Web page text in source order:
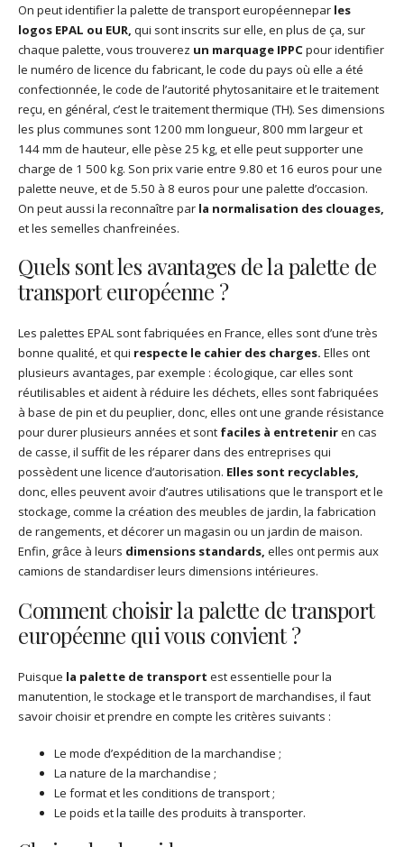
On peut identifier la palette de transport européennepar les
logos EPAL ou EUR, qui sont inscrits sur elle, en plus de ça, sur
chaque palette, vous trouverez un marquage IPPCpour identifier
le numéro de licence du fabricant, le code du pays où elle a été
confectionnée, le code de l’autorité phytosanitaire et le traitement
reçu, en général, c’est le traitement thermique (TH). Ses dimensions
les plus communes sont 1200 mm longueur, 800 mm largeur et
144 mm de hauteur, elle pèse 25 kg, et elle peut supporter une
charge de 1 500 kg. Son prix varie entre 9.80 et 16 euros pour une
palette neuve, et de 5.50 à 8 euros pour une palette d’occasion.
On peut aussi la reconnaître par la normalisation des clouages,
et les semelles chanfreinées.
Quels sont les avantages de la palette de
transport européenne ?
Les palettes EPAL sont fabriquées en France, elles sont d’une très
bonne qualité, et qui respecte le cahier des charges. Elles ont
plusieurs avantages, par exemple : écologique, car elles sont
réutilisables et aident à réduire les déchets, elles sont fabriquées
à base de pin et du peuplier, donc, elles ont une grande résistance
pour durer plusieurs années et sont faciles à entreteniren cas
de casse, il suffit de les réparer dans des entreprises qui
possèdent une licence d’autorisation. Elles sont recyclables,
donc, elles peuvent avoir d’autres utilisations que le transport et le
stockage, comme la création des meubles de jardin, la fabrication
de rangements, et décorer un magasin ou un jardin de maison.
Enfin, grâce à leurs dimensions standards, elles ont permis aux
camions de standardiser leurs dimensions intérieures.
Comment choisir la palette de transport
européenne qui vous convient ?
Puisque la palette de transport est essentielle pour la
manutention, le stockage et le transport de marchandises, il faut
savoir choisir et prendre en compte les critères suivants :
Le mode d’expédition de la marchandise ;
La nature de la marchandise ;
Le format et les conditions de transport ;
Le poids et la taille des produits à transporter.